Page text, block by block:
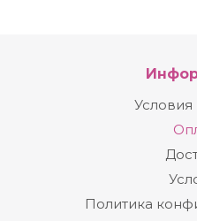
Условия
Политика